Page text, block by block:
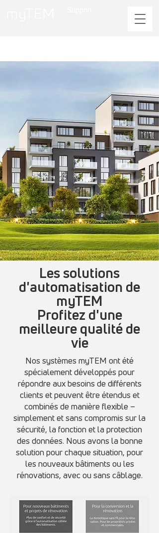
Les solutions
d'automatisation de
myTEM
Profitez d'une
meilleure qualité de
vie
Nos systèmes myTEM ont été
spécialement développés pour
répondre aux besoins de différents
clients et peuvent être étendus et
combinés de manière flexible –
simplement et sans compromis sur la
sécurité, la fonction et la protection
des données. Nous avons la bonne
solution pour chaque situation, pour
les nouveaux bâtiments ou les
rénovations, avec ou sans câblage.